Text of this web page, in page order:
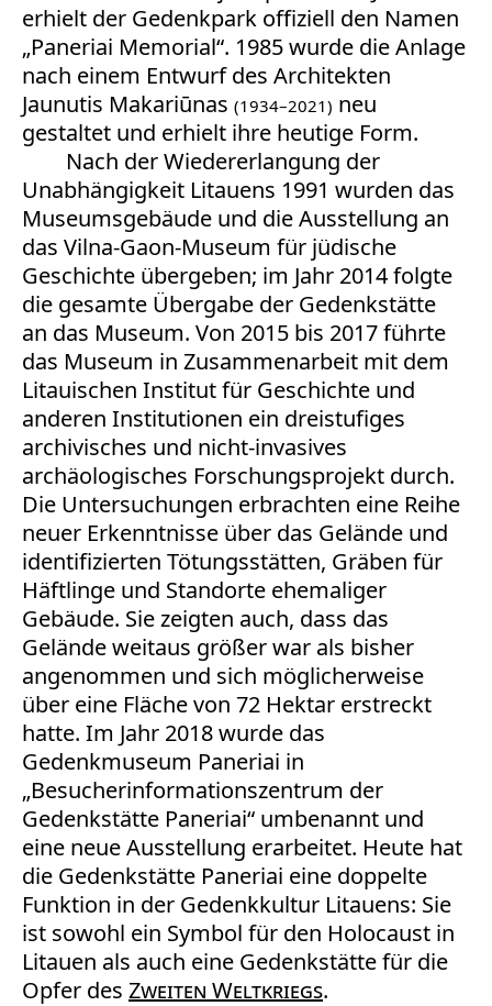
erhielt der Gedenkpark offiziell den Namen
„Paneriai Memorial“. 1985 wurde die Anlage
nach einem Entwurf des Architekten
Jaunutis Makariūnas (1934–2021) neu
gestaltet und erhielt ihre heutige Form.
Nach der Wiedererlangung der
Unabhängigkeit Litauens 1991 wurden das
Museumsgebäude und die Ausstellung an
das Vilna-Gaon-Museum für jüdische
Geschichte übergeben; im Jahr 2014 folgte
die gesamte Übergabe der Gedenkstätte
an das Museum. Von 2015 bis 2017 führte
das Museum in Zusammenarbeit mit dem
Litauischen Institut für Geschichte und
anderen Institutionen ein dreistufiges
archivisches und nicht-invasives
archäologisches Forschungsprojekt durch.
Die Untersuchungen erbrachten eine Reihe
neuer Erkenntnisse über das Gelände und
identifizierten Tötungsstätten, Gräben für
Häftlinge und Standorte ehemaliger
Gebäude. Sie zeigten auch, dass das
Gelände weitaus größer war als bisher
angenommen und sich möglicherweise
über eine Fläche von 72 Hektar erstreckt
hatte. Im Jahr 2018 wurde das
Gedenkmuseum Paneriai in
„Besucherinformationszentrum der
Gedenkstätte Paneriai“ umbenannt und
eine neue Ausstellung erarbeitet. Heute hat
die Gedenkstätte Paneriai eine doppelte
Funktion in der Gedenkkultur Litauens: Sie
ist sowohl ein Symbol für den Holocaust in
Litauen als auch eine Gedenkstätte für die
Opfer des Zweiten Weltkriegs.